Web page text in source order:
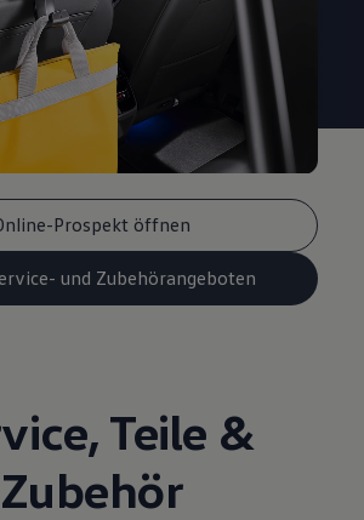
Prospekt öffnen
und Zubehörangeboten
, Teile &
Zubehör